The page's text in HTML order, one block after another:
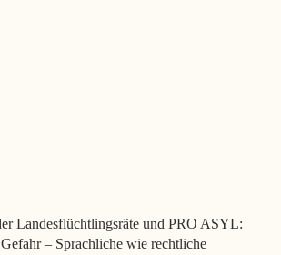
Landesflüchtlingsräte und PRO ASYL:
– Sprachliche wie rechtliche